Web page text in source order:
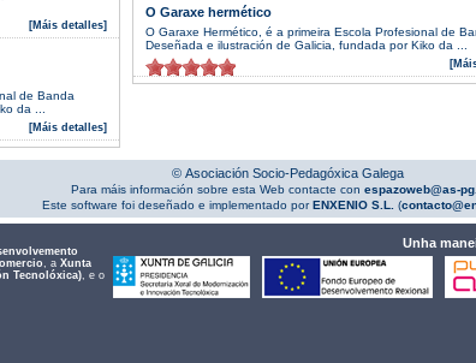
[Máis detalles]
de Banda
da ...
[Máis detalles]
O Garaxe hermético
O Garaxe Hermético, é a primeira Escola Profesional de
Deseñada e ilustración de Galicia, fundada por Kiko da ...
© Asociación Socio-Pedagóxica Galega
Para máis información sobre esta Web contacte con espazoweb@as-
Este software foi deseñado e implementado porENXENIO S.L. (
, a Xunta
Tecnolóxica), e o
Unha